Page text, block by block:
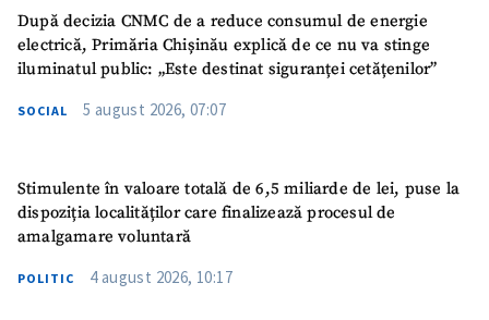
După decizia CNMC de a reduce consumul de energie
electrică, Primăria Chișinău explică de ce nu va stinge
iluminatul public: „Este destinat siguranței cetățenilor”
SOCIAL 5 august 2026, 07:07
Stimulente în valoare totală de 6,5 miliarde de lei, puse la
dispoziția localităților care finalizează procesul de
amalgamare voluntară
POLITIC 4 august 2026, 10:17